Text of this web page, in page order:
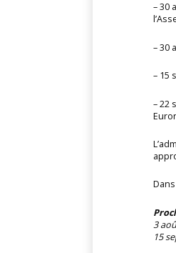
– 30
– 30
– 15
– 22
3
15